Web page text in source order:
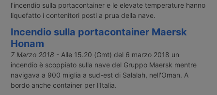
l'incendio sulla portacontainer e le elevate temperature hanno
liquefatto i contenitori posti a prua della nave.
Incendio sulla portacontainer Maersk
Honam
7 Marzo 2018 - Alle 15.20 (Gmt) del 6 marzo 2018 un
incendio è scoppiato sulla nave del Gruppo Maersk mentre
navigava a 900 miglia a sud-est di Salalah, nell'Oman. A
bordo anche container per l'Italia.